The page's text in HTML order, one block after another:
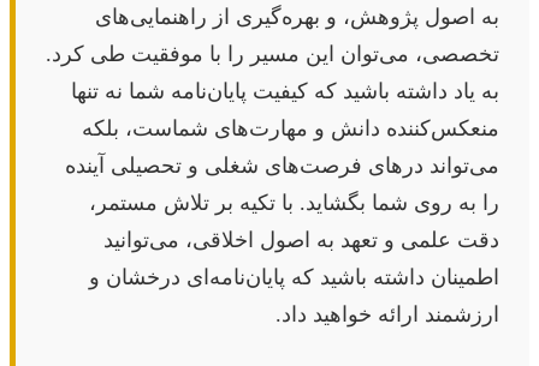
به اصول پژوهش، و بهره‌گیری از راهنمایی‌های
تخصصی، می‌توان این مسیر را با موفقیت طی کرد.
به یاد داشته باشید که کیفیت پایان‌نامه شما نه تنها
منعکس‌کننده دانش و مهارت‌های شماست، بلکه
می‌تواند درهای فرصت‌های شغلی و تحصیلی آینده
را به روی شما بگشاید. با تکیه بر تلاش مستمر،
دقت علمی و تعهد به اصول اخلاقی، می‌توانید
اطمینان داشته باشید که پایان‌نامه‌ای درخشان و
ارزشمند ارائه خواهید داد.